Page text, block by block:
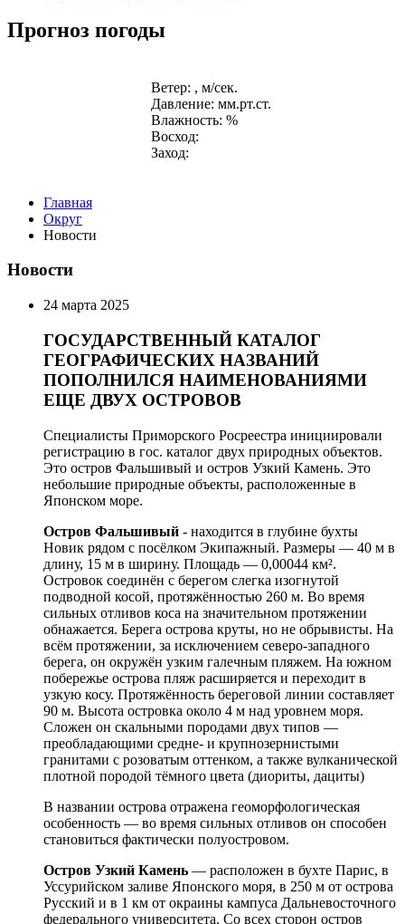
Прогноз погоды
Ветер: , м/сек.
Давление: мм.рт.ст.
Влажность: %
Восход:
Заход:
Главная
Округ
Новости
Новости
24 марта 2025
ГОСУДАРСТВЕННЫЙ КАТАЛОГ
ГЕОГРАФИЧЕСКИХ НАЗВАНИЙ
ПОПОЛНИЛСЯ НАИМЕНОВАНИЯМИ
ЕЩЕ ДВУХ ОСТРОВОВ
Специалисты Приморского Росреестра инициировали
регистрацию в гос. каталог двух природных объектов.
Это остров Фальшивый и остров Узкий Камень. Это
небольшие природные объекты, расположенные в
Японском море.
Остров Фальшивый - находится в глубине бухты
Новик рядом с посёлком Экипажный. Размеры — 40 м в
длину, 15 м в ширину. Площадь — 0,00044 км².
Островок соединён с берегом слегка изогнутой
подводной косой, протяжённостью 260 м. Во время
сильных отливов коса на значительном протяжении
обнажается. Берега острова круты, но не обрывисты. На
всём протяжении, за исключением северо-западного
берега, он окружён узким галечным пляжем. На южном
побережье острова пляж расширяется и переходит в
узкую косу. Протяжённость береговой линии составляет
90 м. Высота островка около 4 м над уровнем моря.
Сложен он скальными породами двух типов —
преобладающими средне- и крупнозернистыми
гранитами с розоватым оттенком, а также вулканической
плотной породой тёмного цвета (диориты, дациты)
В названии острова отражена геоморфологическая
особенность — во время сильных отливов он способен
становиться фактически полуостровом.
Остров Узкий Камень — расположен в бухте Парис, в
Уссурийском заливе Японского моря, в 250 м от острова
Русский и в 1 км от окраины кампуса Дальневосточного
федерального университета. Со всех сторон остров